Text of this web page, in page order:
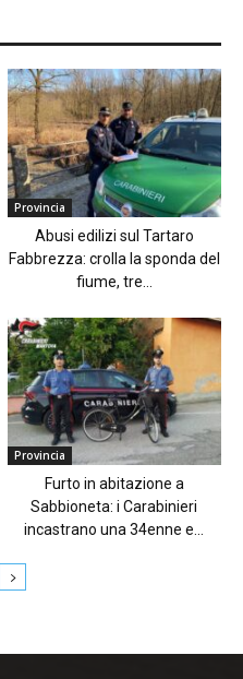
Provincia
Abusi edilizi sul Tartaro
Fabbrezza: crolla la sponda del
fiume, tre...
Provincia
Furto in abitazione a
Sabbioneta: i Carabinieri
incastrano una 34enne e...